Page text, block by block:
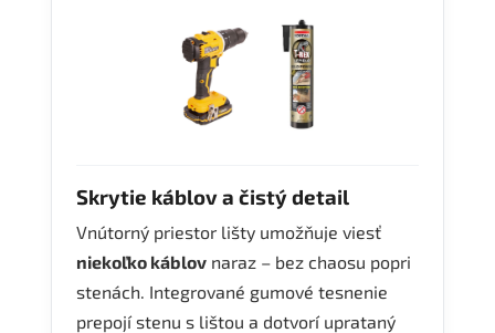
Skrytie káblov a čistý detail
Vnútorný priestor lišty umožňuje viesť
niekoľko káblov naraz – bez chaosu popri
stenách. Integrované gumové tesnenie
prepojí stenu s lištou a dotvorí uprataný